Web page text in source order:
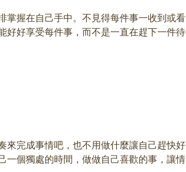
掌握在自己手中。不見得每件事一收到或看
好好享受每件事，而不是一直在趕下一件待
來完成事情吧，也不用做什麼讓自己趕快好
一個獨處的時間，做做自己喜歡的事，讓情